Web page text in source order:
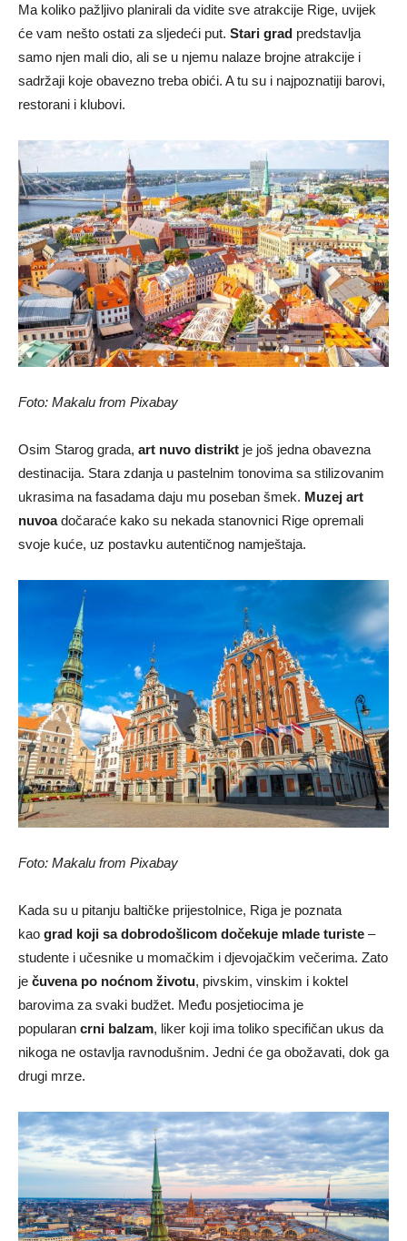
Ma koliko pažljivo planirali da vidite sve atrakcije Rige, uvijek
će vam nešto ostati za sljedeći put. Stari grad predstavlja
samo njen mali dio, ali se u njemu nalaze brojne atrakcije i
sadržaji koje obavezno treba obići. A tu su i najpoznatiji barovi,
restorani i klubovi.
Foto: Makalu from Pixabay
Osim Starog grada, art nuvo distrikt je još jedna obavezna
destinacija. Stara zdanja u pastelnim tonovima sa stilizovanim
ukrasima na fasadama daju mu poseban šmek. Muzej art
nuvoadočaraće kako su nekada stanovnici Rige opremali
svoje kuće, uz postavku autentičnog namještaja.
Foto: Makalu from Pixabay
Kada su u pitanju baltičke prijestolnice, Riga je poznata
kao grad koji sa dobrodošlicom dočekuje mlade turiste –
studente i učesnike u momačkim i djevojačkim večerima. Zato
je čuvena po noćnom životu, pivskim, vinskim i koktel
barovima za svaki budžet. Među posjetiocima je
popularan crni balzam, liker koji ima toliko specifičan ukus da
nikoga ne ostavlja ravnodušnim. Jedni će ga obožavati, dok ga
drugi mrze.